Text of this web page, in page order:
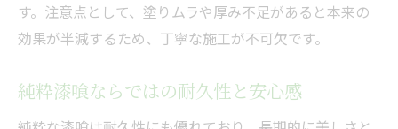
す。注意点として、塗りムラや厚み不足があると本来の
効果が半減するため、丁寧な施工が不可欠です。
純粋漆喰ならではの耐久性と安心感